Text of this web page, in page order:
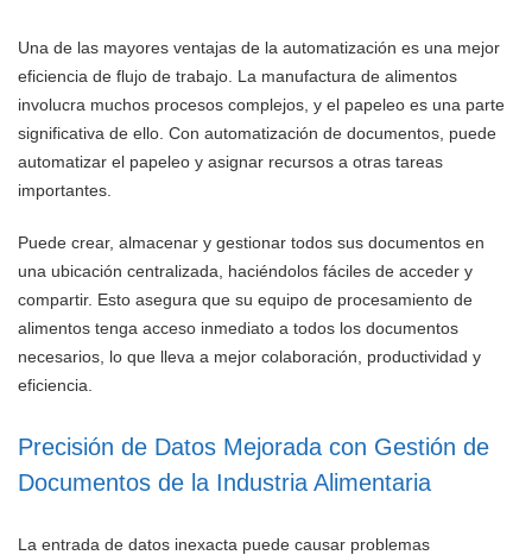
Una de las mayores ventajas de la automatización es una mejor
eficiencia de flujo de trabajo. La manufactura de alimentos
involucra muchos procesos complejos, y el papeleo es una parte
significativa de ello. Con automatización de documentos, puede
automatizar el papeleo y asignar recursos a otras tareas
importantes.
Puede crear, almacenar y gestionar todos sus documentos en
una ubicación centralizada, haciéndolos fáciles de acceder y
compartir. Esto asegura que su equipo de procesamiento de
alimentos tenga acceso inmediato a todos los documentos
necesarios, lo que lleva a mejor colaboración, productividad y
eficiencia.
Precisión de Datos Mejorada con Gestión de
Documentos de la Industria Alimentaria
La entrada de datos inexacta puede causar problemas